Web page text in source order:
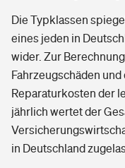
Die Typklassen
eines jeden in
wider. Zur
Fahrzeugschäden
Reparaturkosten der
jährlich wertet der
in Deutschland